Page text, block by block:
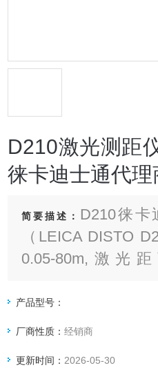
D210激光测距
徕卡迪士通代理
简要描述：
D210徕
（LEICA DISTO
0.05-80m,激光
有多功能底座，无
处进行测量，各种环
产品型号：
厂商性质：经销商
更新时间： 2026-05-30